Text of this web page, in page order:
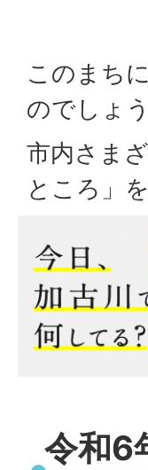
このまち
のでしょう
市内さま
ところ」
令和6